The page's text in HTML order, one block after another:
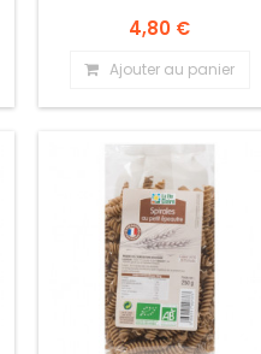
4,80 €
Ajouter au panier